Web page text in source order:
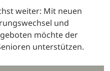
weiter: Mit neuen
und
möchte der
unterstützen.